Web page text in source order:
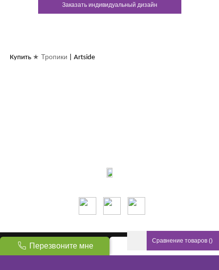
Заказать индивидуальный дизайн
Купить ★ Тропики | Artside
ТМ Artside © 2026 Все права защищены
Создание интернет магазина
: © 2026 FENIX INDUSTRY
Сравнение товаров ()
Наверх
Перезвоните мне